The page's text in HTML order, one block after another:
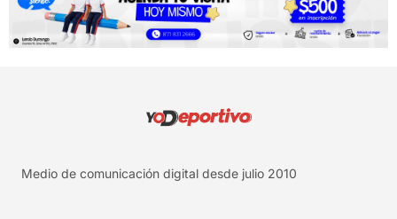
Medio de comunicación digital desde julio 2010